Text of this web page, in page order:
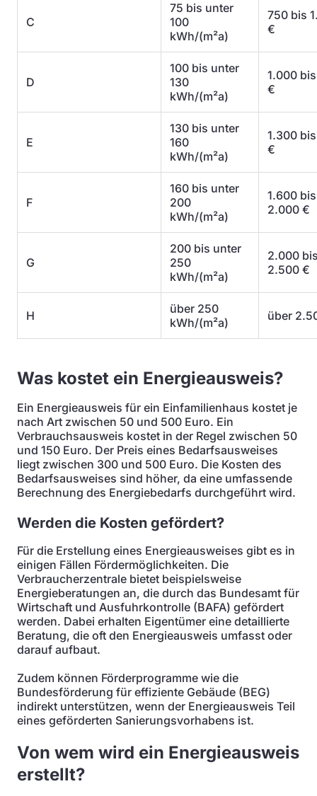
C
75 bis unter
100
kWh/(m²a)
750 bis
€
D
100 bis unter
130
kWh/(m²a)
1.000
€
E
130 bis unter
160
kWh/(m²a)
1.300
€
F
160 bis unter
200
kWh/(m²a)
1.600 bis
2.000 €
G
200 bis unter
250
kWh/(m²a)
2.000
2.500 €
H
über 250
kWh/(m²a)
über
Was kostet ein Energieausweis?
Ein Energieausweis für ein Einfamilienhaus kostet je
nach Art zwischen 50 und 500 Euro. Ein
Verbrauchsausweis kostet in der Regel zwischen 50
und 150 Euro. Der Preis eines Bedarfsausweises
liegt zwischen 300 und 500 Euro. Die Kosten des
Bedarfsausweises sind höher, da eine umfassende
Berechnung des Energiebedarfs durchgeführt wird.
Werden die Kosten gefördert?
Für die Erstellung eines Energieausweises gibt es in
einigen Fällen Fördermöglichkeiten. Die
Verbraucherzentrale bietet beispielsweise
Energieberatungen an, die durch das Bundesamt für
Wirtschaft und Ausfuhrkontrolle (BAFA) gefördert
werden. Dabei erhalten Eigentümer eine detaillierte
Beratung, die oft den Energieausweis umfasst oder
darauf aufbaut.
Zudem können Förderprogramme wie die
Bundesförderung für effiziente Gebäude (BEG)
indirekt unterstützen, wenn der Energieausweis Teil
eines geförderten Sanierungsvorhabens ist.
Von wem wird ein Energieausweis
erstellt?